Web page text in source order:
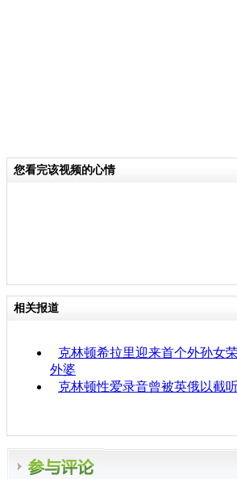
您看完该视频的心情
相关报道
克林顿希拉里迎来首个外孙女
外婆
克林顿性爱录音曾被英俄以截